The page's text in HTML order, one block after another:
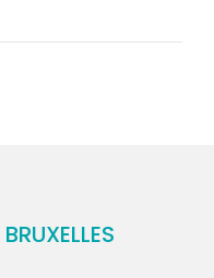
BRUXELLES